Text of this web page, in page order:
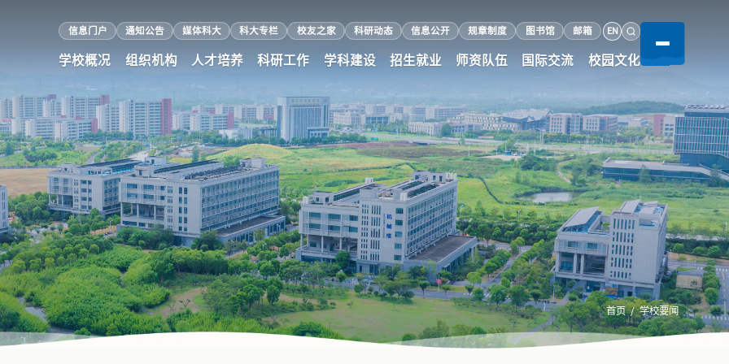
信息门户 通知公告 媒体科大 科大专栏 校友之家 科研动态 信息公开 规章制度 图书馆 邮箱 EN
学校概况 组织机构 人才培养 科研工作 学科建设 招生就业 师资队伍 国际交流 校园文化
首页 学校要闻